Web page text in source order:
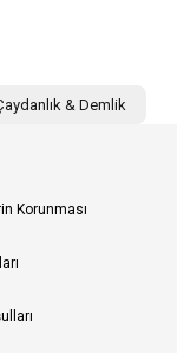
& Demlik
Korunması